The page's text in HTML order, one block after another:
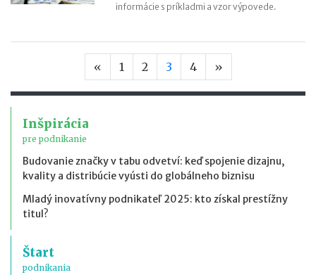
informácie s príkladmi a vzor výpovede.
«Predchádzajúca strana
1 2 3 4 »Nasledujúca
Inšpirácia
pre podnikanie
Budovanie značky v tabu odvetví: keď spojenie dizajnu,
kvality a distribúcie vyústi do globálneho biznisu
Mladý inovatívny podnikateľ 2025: kto získal prestížny
titul?
Štart
podnikania